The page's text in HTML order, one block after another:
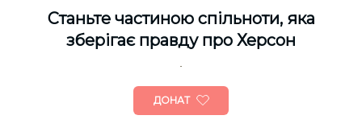
Cтаньте частиною спільноти, яка
зберігає правду про Херсон
ДОНАТ